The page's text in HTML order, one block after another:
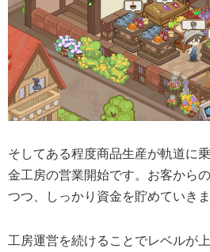
そしてある程度商品生産が軌道に
金工房の営業開始です。お客から
つつ、しっかり資金を貯めていきま
工房運営を続けることでレベルが